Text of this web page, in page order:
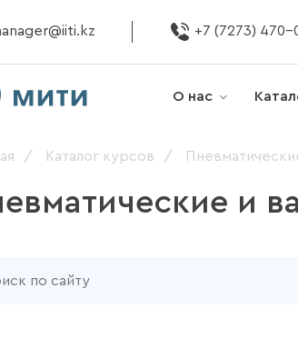
+7 (7273) 470-
О нас
Каталог курсов
и